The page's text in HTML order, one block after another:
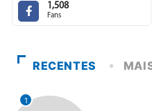
1,508
Fans
RECENTES
1